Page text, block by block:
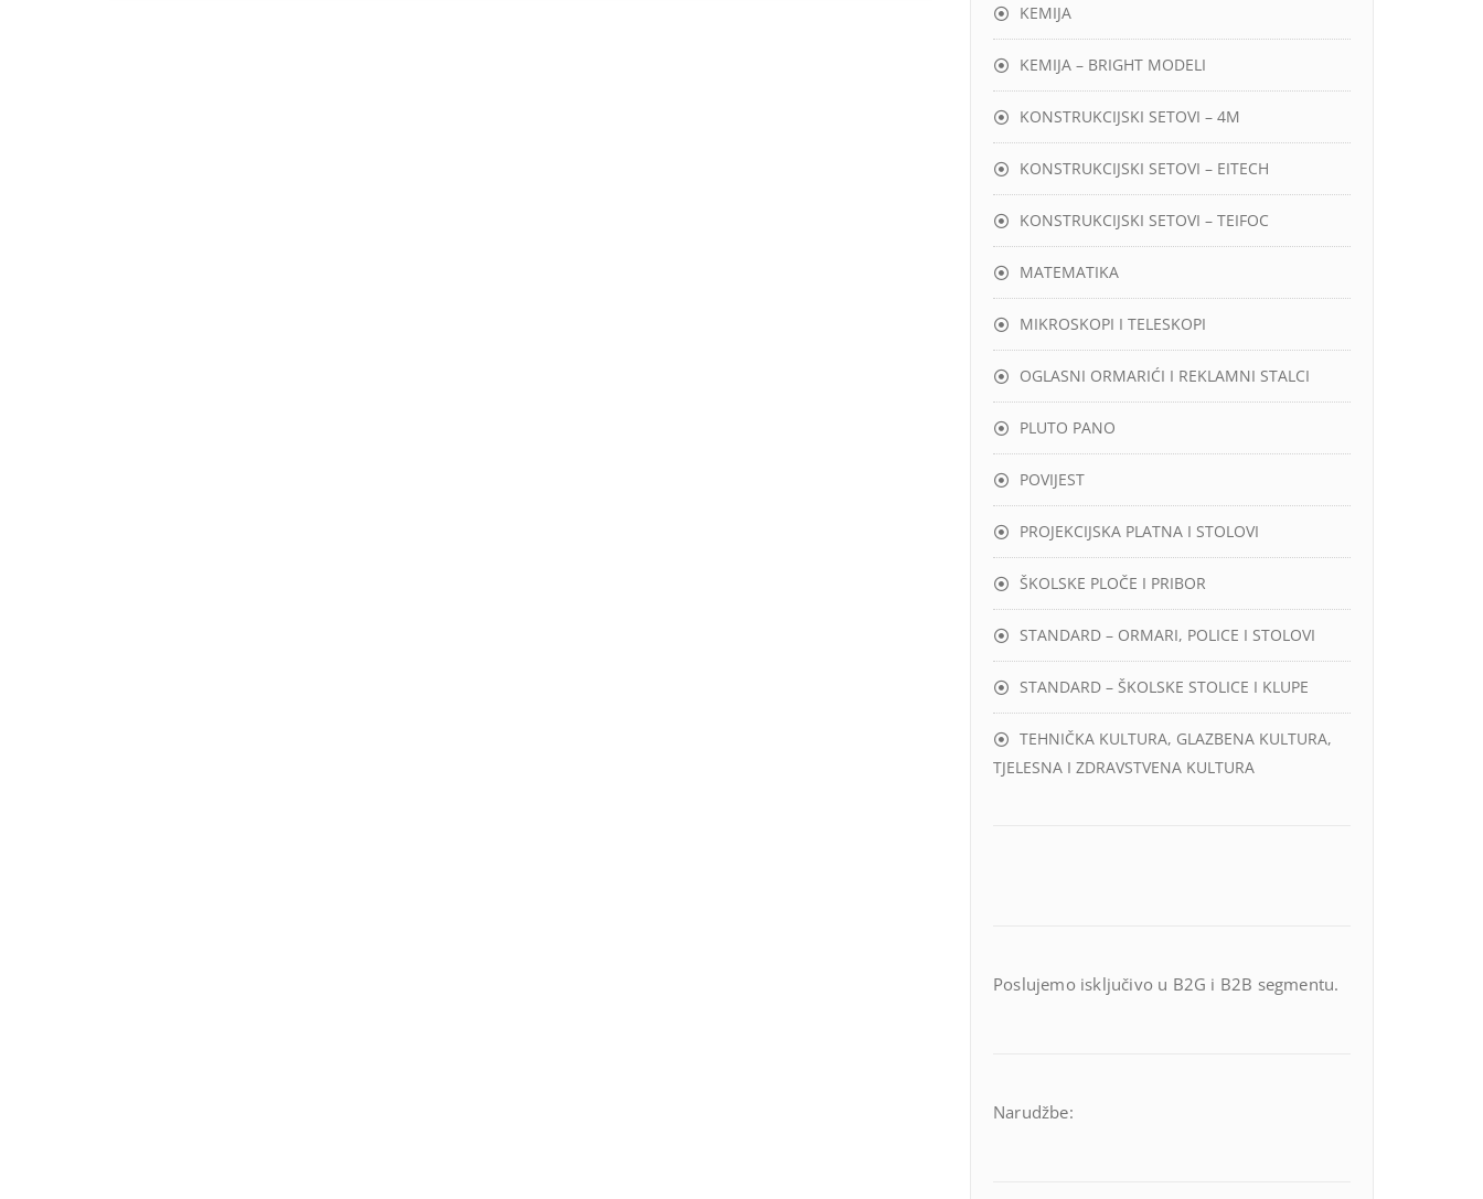
KEMIJA
KEMIJA – BRIGHT MODELI
KONSTRUKCIJSKI SETOVI – 4M
KONSTRUKCIJSKI SETOVI – EITECH
KONSTRUKCIJSKI SETOVI – TEIFOC
MATEMATIKA
MIKROSKOPI I TELESKOPI
OGLASNI ORMARIĆI I REKLAMNI STALCI
PLUTO PANO
POVIJEST
PROJEKCIJSKA PLATNA I STOLOVI
ŠKOLSKE PLOČE I PRIBOR
STANDARD – ORMARI, POLICE I STOLOVI
STANDARD – ŠKOLSKE STOLICE I KLUPE
TEHNIČKA KULTURA, GLAZBENA KULTURA,
TJELESNA I ZDRAVSTVENA KULTURA
Poslujemo isključivo u B2G i B2B segmentu.
Narudžbe: